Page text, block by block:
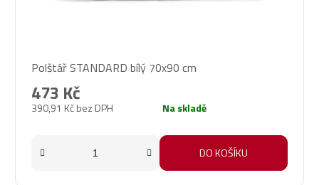
hodnocení
produktu
je
Polštář STANDARD bílý 70x90 cm
390,91 Kč bez DPH
473 Kč
Na skladě
DO KOŠÍKU